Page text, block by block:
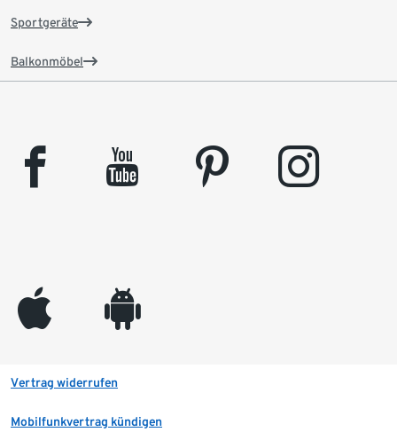
Sportgeräte
Balkonmöbel
facebook youtube pinterest instagram
appleinc android
Vertrag widerrufen
Mobilfunkvertrag kündigen